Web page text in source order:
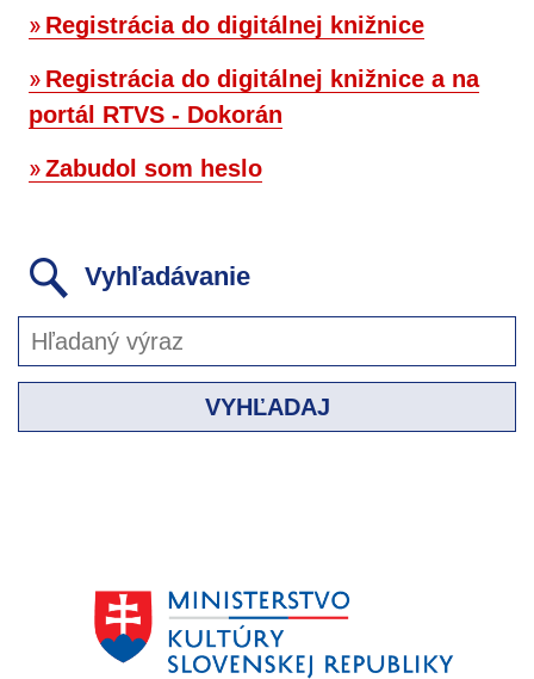
Registrácia do digitálnej knižnice
Registrácia do digitálnej knižnice a na
portál RTVS - Dokorán
Zabudol som heslo
Vyhľadávanie
VYHĽADAJ